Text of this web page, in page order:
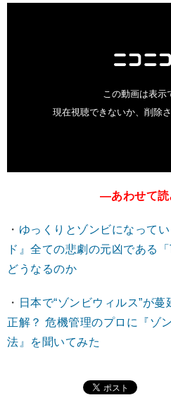
―あわせて
・ ゆっくりとゾンビになって
ド』全ての悲劇の元凶である
どうなるのか
・ 日本で“ゾンビウィルス”が
正解？ 危機管理のプロに『ゾ
法』を聞いてみた